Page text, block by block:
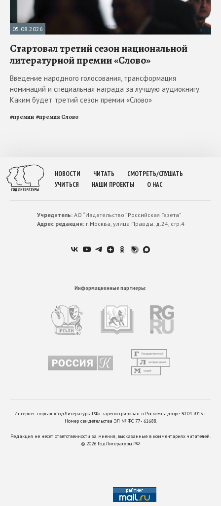
05.08.2026
Стартовал третий сезон национальной
литературной премии «Слово»
Введение народного голосования, трансформация
номинаций и специальная награда за лучшую аудиокнигу.
Каким будет третий сезон премии «Слово»
#премии #премия Слово
НОВОСТИ ЧИТАТЬ
СМОТРЕТЬ/СЛУШАТЬ
УЧИТЬСЯ
НАШИ ПРОЕКТЫ О НАС
Учредитель:АО “Издательство ”Российская Газета”
Адрес редакции:г.Москва, улица Правды. д.24, стр.4
Информационные партнеры:
Интернет-портал «ГодЛитературы.РФ» зарегистрирован в Роскомнадзоре 30.04.2015 г.
Номер свидетельства ЭЛ № ФС 77 - 61688.
Редакция не несет ответственности за мнения, высказанные в комментариях читателей.
© 2026 ГодЛитературы.РФ